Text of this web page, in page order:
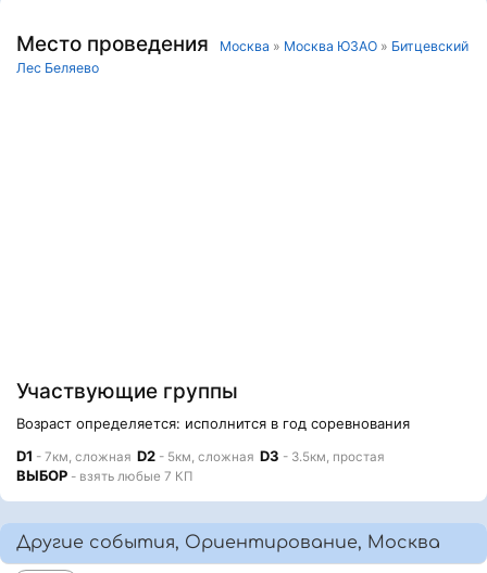
Место проведения Москва » Москва ЮЗАО » Битцевский
Лес Беляево
Участвующие группы
Возраст определяется: исполнится в год соревнования
D1 - 7км, сложная D2 - 5км, сложная D3 - 3.5км, простая
ВЫБОР - взять любые 7 КП
Другие события, Ориентирование, Москва